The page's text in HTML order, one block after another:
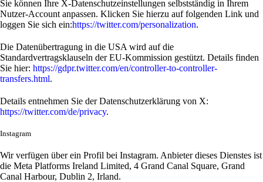
Sie können Ihre X-Datenschutzeinstellungen selbstständig in Ihrem
Nutzer-Account anpassen. Klicken Sie hierzu auf folgenden Link und
loggen Sie sich ein:https://twitter.com/personalization.
Die Datenübertragung in die USA wird auf die
Standardvertragsklauseln der EU-Kommission gestützt. Details finden
Sie hier: https://gdpr.twitter.com/en/controller-to-controller-
transfers.html.
Details entnehmen Sie der Datenschutzerklärung von X:
https://twitter.com/de/privacy.
Instagram
Wir verfügen über ein Profil bei Instagram. Anbieter dieses Dienstes ist
die Meta Platforms Ireland Limited, 4 Grand Canal Square, Grand
Canal Harbour, Dublin 2, Irland.